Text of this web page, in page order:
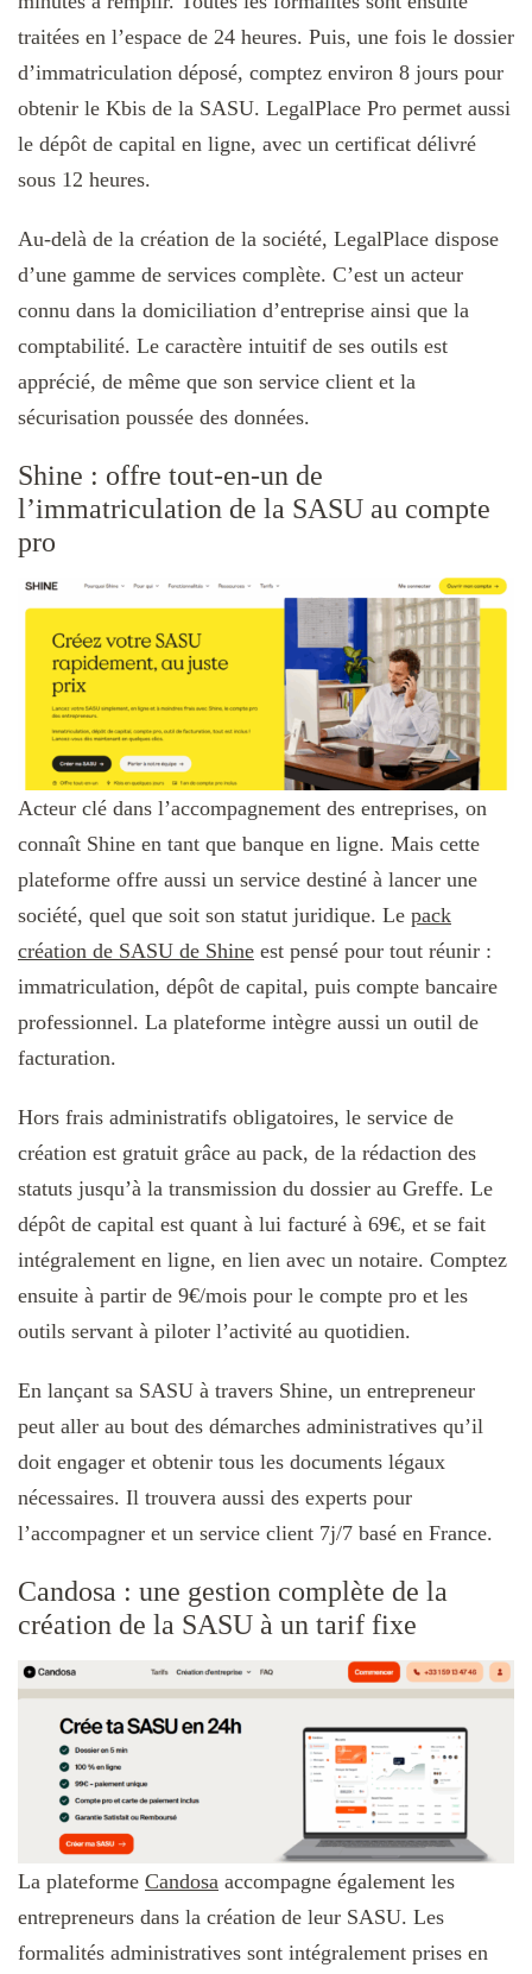
traitées en l’espace de 24 heures. Puis, une fois le dossier
d’immatriculation déposé, comptez environ 8 jours pour
obtenir le Kbis de la SASU. LegalPlace Pro permet aussi
le dépôt de capital en ligne, avec un certificat délivré
sous 12 heures.
Au-delà de la création de la société, LegalPlace dispose
d’une gamme de services complète. C’est un acteur
connu dans la domiciliation d’entreprise ainsi que la
comptabilité. Le caractère intuitif de ses outils est
apprécié, de même que son service client et la
sécurisation poussée des données.
Shine : offre tout-en-un de
l’immatriculation de la SASU au compte
pro
Acteur clé dans l’accompagnement des entreprises, on
connaît Shine en tant que banque en ligne. Mais cette
plateforme offre aussi un service destiné à lancer une
société, quel que soit son statut juridique. Le pack
création de SASU de Shine est pensé pour tout réunir :
immatriculation, dépôt de capital, puis compte bancaire
professionnel. La plateforme intègre aussi un outil de
facturation.
Hors frais administratifs obligatoires, le service de
création est gratuit grâce au pack, de la rédaction des
statuts jusqu’à la transmission du dossier au Greffe. Le
dépôt de capital est quant à lui facturé à 69€, et se fait
intégralement en ligne, en lien avec un notaire. Comptez
ensuite à partir de 9€/mois pour le compte pro et les
outils servant à piloter l’activité au quotidien.
En lançant sa SASU à travers Shine, un entrepreneur
peut aller au bout des démarches administratives qu’il
doit engager et obtenir tous les documents légaux
nécessaires. Il trouvera aussi des experts pour
l’accompagner et un service client 7j/7 basé en France.
Candosa : une gestion complète de la
création de la SASU à un tarif fixe
La plateforme Candosa accompagne également les
entrepreneurs dans la création de leur SASU. Les
formalités administratives sont intégralement prises en